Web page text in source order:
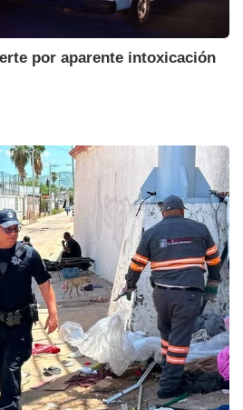
por aparente intoxicación